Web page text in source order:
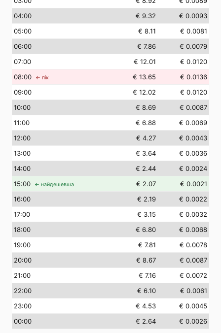
04:00 € 9.32
€ 0.0093
05:00 € 8.11
€ 0.0081
06:00 € 7.86
€ 0.0079
07:00 € 12.01
€ 0.0120
08:00 ← пік € 13.65
€ 0.0136
09:00 € 12.02
€ 0.0120
10:00 € 8.69
€ 0.0087
11:00 € 6.88
€ 0.0069
12:00 € 4.27
€ 0.0043
13:00 € 3.64
€ 0.0036
14:00 € 2.44
€ 0.0024
15:00 ← найдешевша € 2.07
€ 0.0021
16:00 € 2.19
€ 0.0022
17:00 € 3.15
€ 0.0032
18:00 € 6.80
€ 0.0068
19:00 € 7.81
€ 0.0078
20:00 € 8.67
€ 0.0087
21:00 € 7.16
€ 0.0072
22:00 € 6.10
€ 0.0061
23:00 € 4.53
€ 0.0045
00:00 € 2.64 € 0.0026